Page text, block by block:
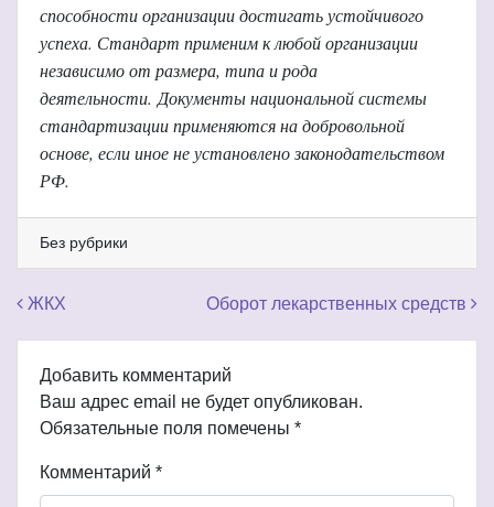
способности организации достигать устойчивого
успеха. Стандарт применим к любой организации
независимо от размера, типа и рода
деятельности. Документы национальной системы
стандартизации применяются на добровольной
основе, если иное не установлено законодательством
РФ.
Без рубрики
Навигация по записям
ЖКХ Оборот лекарственных средств
Добавить комментарий
Ваш адрес email не будет опубликован.
Обязательные поля помечены *
Комментарий *